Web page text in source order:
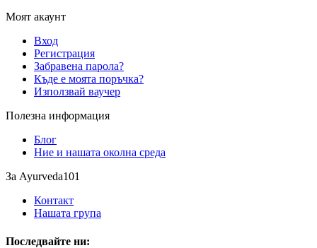
Моят акаунт
Вход
Регистрация
Забравена парола?
Къде е моята поръчка?
Използвай ваучер
Полезна информация
Блог
Ние и нашата околна среда
За Ayurveda101
Контакт
Нашата група
Последвайте ни: